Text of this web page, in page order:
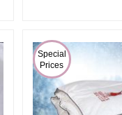
Special
Prices